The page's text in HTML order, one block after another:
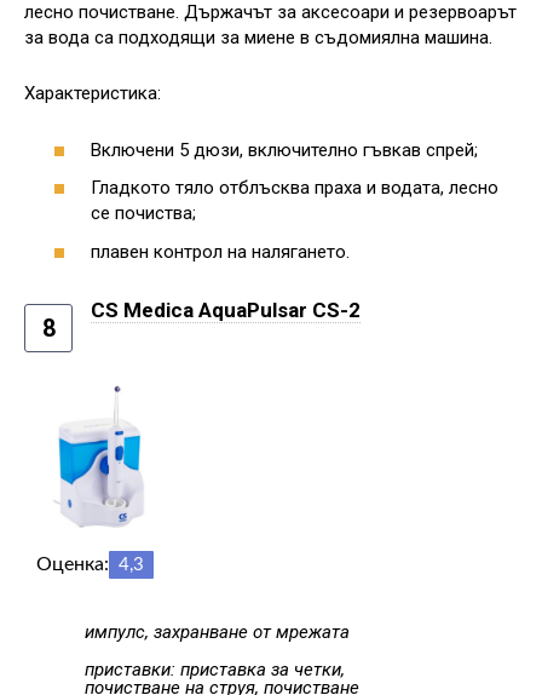
лесно почистване. Държачът за аксесоари и резервоарът
за вода са подходящи за миене в съдомиялна машина.
Характеристика:
Включени 5 дюзи, включително гъвкав спрей;
Гладкото тяло отблъсква праха и водата, лесно
се почиства;
плавен контрол на налягането.
8
CS Medica AquaPulsar CS-2
Оценка: 4,3
импулс, захранване от мрежата
приставки: приставка за четки,
почистване на струя, почистване